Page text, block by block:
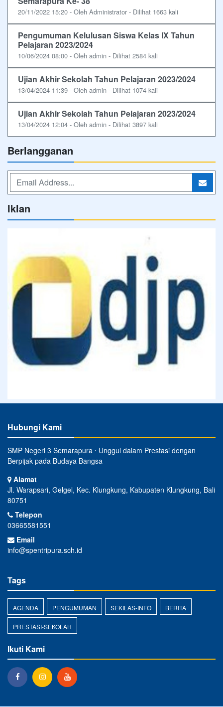
20/11/2022 15:20 - Oleh Administrator - Dilihat 1663 kali
Pengumuman Kelulusan Siswa Kelas IX Tahun
Pelajaran 2023/2024
10/06/2024 08:00 - Oleh admin - Dilihat 2584 kali
Ujian Akhir Sekolah Tahun Pelajaran 2023/2024
13/04/2024 11:39 - Oleh admin - Dilihat 1074 kali
Ujian Akhir Sekolah Tahun Pelajaran 2023/2024
13/04/2024 12:04 - Oleh admin - Dilihat 3897 kali
Berlangganan
Iklan
Hubungi Kami
SMP Negeri 3 Semarapura ⋅ Unggul dalam Prestasi dengan
Berpijak pada Budaya Bangsa
Alamat
Jl. Warapsari, Gelgel, Kec. Klungkung, Kabupaten Klungkung, Bali
80751
Telepon
03665581551
Email
info@spentripura.sch.id
Tags
AGENDA PENGUMUMAN SEKILAS-INFO BERITA
PRESTASI-SEKOLAH
Ikuti Kami